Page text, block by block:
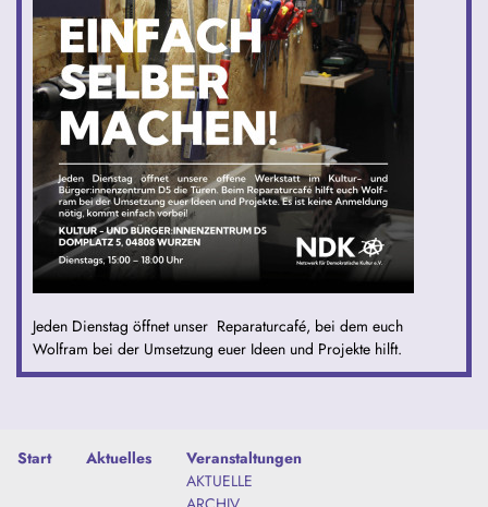
Jeden Dienstag öffnet unser Reparaturcafé, bei dem euch
Wolfram bei der Umsetzung euer Ideen und Projekte hilft.
Start Aktuelles
Veranstaltungen
AKTUELLE